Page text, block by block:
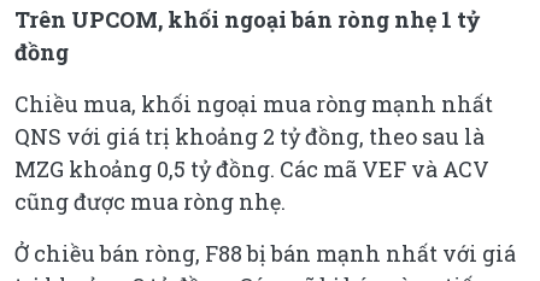
Trên UPCOM, khối ngoại bán ròng nhẹ 1 tỷ
đồng
Chiều mua, khối ngoại mua ròng mạnh nhất
QNS với giá trị khoảng 2 tỷ đồng, theo sau là
MZG khoảng 0,5 tỷ đồng. Các mã VEF và ACV
cũng được mua ròng nhẹ.
Ở chiều bán ròng, F88 bị bán mạnh nhất với giá